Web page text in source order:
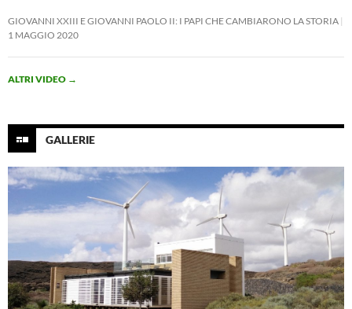
GIOVANNI XXIII E GIOVANNI PAOLO II: I PAPI CHE CAMBIARONO LA STORIA
1 MAGGIO 2020
ALTRI VIDEO →
GALLERIE